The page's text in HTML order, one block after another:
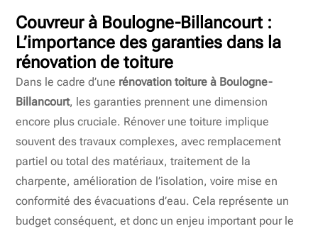
Couvreur à Boulogne-Billancourt :
L’importance des garanties dans la
rénovation de toiture
Dans le cadre d’une rénovation toiture à Boulogne-
Billancourt, les garanties prennent une dimension
encore plus cruciale. Rénover une toiture implique
souvent des travaux complexes, avec remplacement
partiel ou total des matériaux, traitement de la
charpente, amélioration de l’isolation, voire mise en
conformité des évacuations d’eau. Cela représente un
budget conséquent, et donc un enjeu important pour le